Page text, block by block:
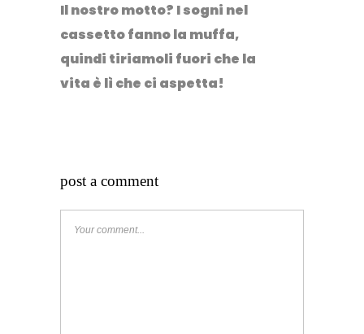
Il nostro motto? I sogni nel
cassetto fanno la muffa,
quindi tiriamoli fuori che la
vita è lì che ci aspetta!
post a comment